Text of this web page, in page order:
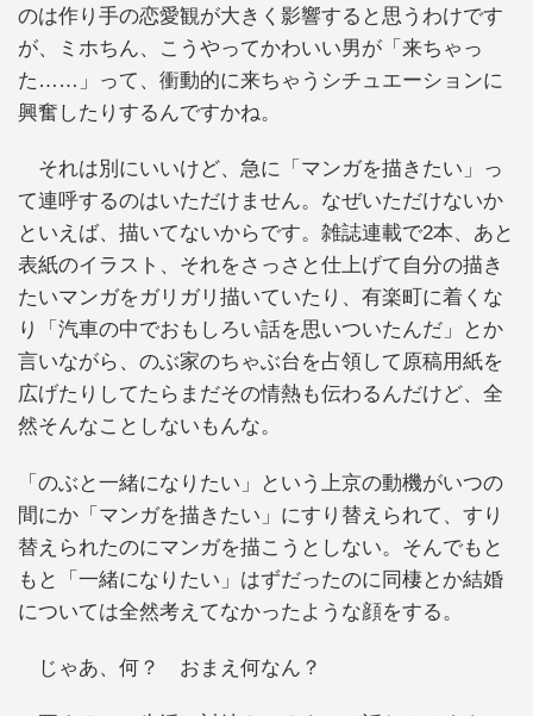
のは作り手の恋愛観が大きく影響すると思うわけです
が、ミホちん、こうやってかわいい男が「来ちゃっ
た……」って、衝動的に来ちゃうシチュエーションに
興奮したりするんですかね。
それは別にいいけど、急に「マンガを描きたい」っ
て連呼するのはいただけません。なぜいただけないか
といえば、描いてないからです。雑誌連載で2本、あと
表紙のイラスト、それをさっさと仕上げて自分の描き
たいマンガをガリガリ描いていたり、有楽町に着くな
り「汽車の中でおもしろい話を思いついたんだ」とか
言いながら、のぶ家のちゃぶ台を占領して原稿用紙を
広げたりしてたらまだその情熱も伝わるんだけど、全
然そんなことしないもんな。
「のぶと一緒になりたい」という上京の動機がいつの
間にか「マンガを描きたい」にすり替えられて、すり
替えられたのにマンガを描こうとしない。そんでもと
もと「一緒になりたい」はずだったのに同棲とか結婚
については全然考えてなかったような顔をする。
じゃあ、何？ おまえ何なん？